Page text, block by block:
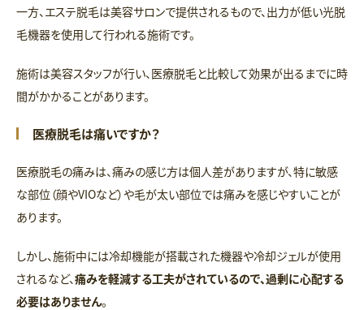
一方、エステ脱毛は美容サロンで提供されるもので、出力が低い光脱
毛機器を使用して行われる施術です。
施術は美容スタッフが行い、医療脱毛と比較して効果が出るまでに時
間がかかることがあります。
医療脱毛は痛いですか？
医療脱毛の痛みは、痛みの感じ方は個人差がありますが、特に敏感
な部位（顔やVIOなど）や毛が太い部位では痛みを感じやすいことが
あります。
しかし、施術中には冷却機能が搭載された機器や冷却ジェルが使用
されるなど、痛みを軽減する工夫がされているので、過剰に心配する
必要はありません。